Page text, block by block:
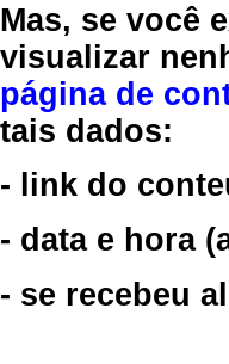
Mas, se você
visualizar
página de
tais dados:
- link do
- data e hora
- se recebeu